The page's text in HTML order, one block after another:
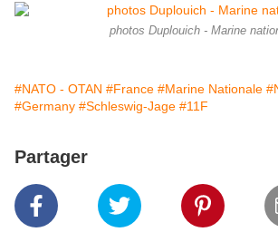
photos Duplouich - Marine
#NATO - OTAN #France #Marine Nationale
#Germany #Schleswig-Jage #11F
Partager